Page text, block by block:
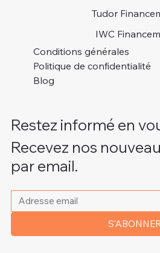
Tudor
IWC
Conditions générales
Politique de confidentialité
Blog
Restez informé en
Recevez nos
par email.
Veuillez indiquer votre adresse e-